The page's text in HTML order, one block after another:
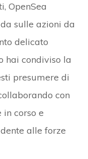
OpenSea
sulle azioni da
delicato
hai condiviso la
presumere di
con
corso e
alle forze